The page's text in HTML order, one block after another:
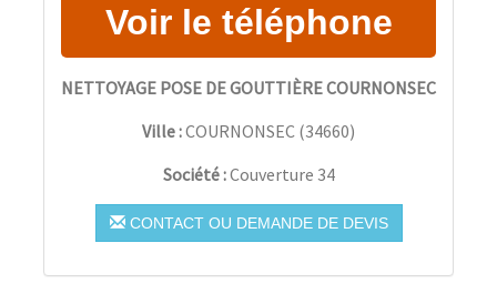
NETTOYAGE POSE DE GOUTTIÈRE COURNONSEC
Ville :COURNONSEC (34660)
Société :Couverture 34
CONTACT OU DEMANDE DE DEVIS